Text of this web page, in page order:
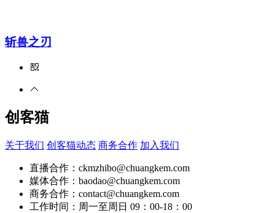
斩兽之刃
创客猫
关于我们 创客猫动态 商务合作 加入我们
直播合作：ckmzhibo@chuangkem.com
媒体合作：baodao@chuangkem.com
商务合作：contact@chuangkem.com
工作时间：周一至周日 09：00-18：00